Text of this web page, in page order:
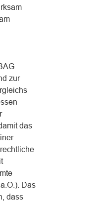
zur
das
Das
dass